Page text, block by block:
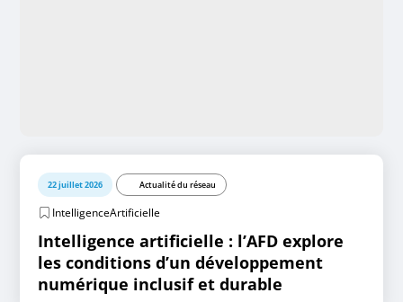
22 juillet 2026 Actualité du réseau
IntelligenceArtificielle
Intelligence artificielle : l’AFD explore
les conditions d’un développement
numérique inclusif et durable